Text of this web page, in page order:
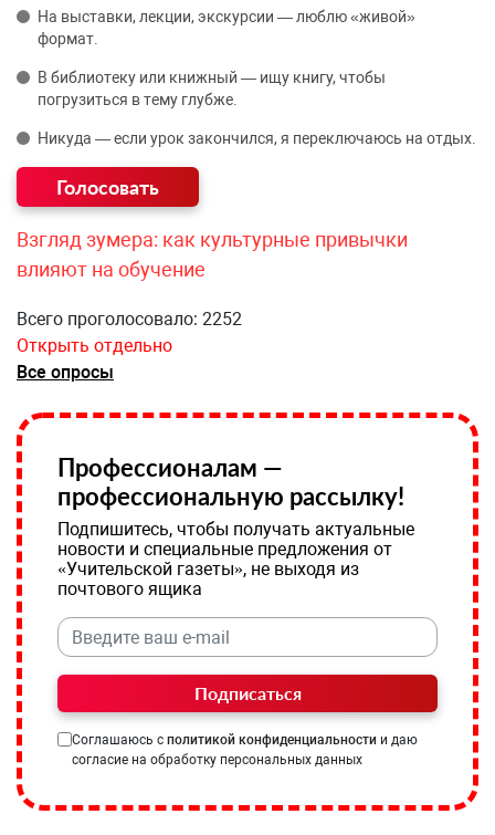
На выставки, лекции, экскурсии — люблю «живой»
формат.
В библиотеку или книжный — ищу книгу, чтобы
погрузиться в тему глубже.
Никуда — если урок закончился, я переключаюсь на отдых.
Взгляд зумера: как культурные привычки
влияют на обучение
Всего проголосовало: 2252
Открыть отдельно
Все опросы
Профессионалам —
профессиональную рассылку!
Подпишитесь, чтобы получать актуальные
новости и специальные предложения от
«Учительской газеты», не выходя из
почтового ящика
Подписаться
Соглашаюсь с политикой конфиденциальности и даю
согласие на обработку персональных данных